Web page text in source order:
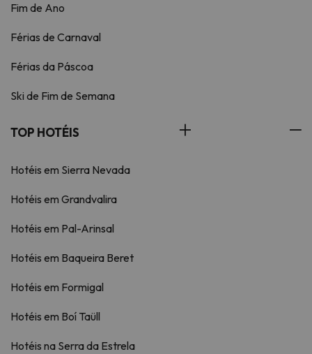
Fim de Ano
Férias de Carnaval
Férias da Páscoa
Ski de Fim de Semana
TOP HOTÉIS
Hotéis em Sierra Nevada
Hotéis em Grandvalira
Hotéis em Pal-Arinsal
Hotéis em Baqueira Beret
Hotéis em Formigal
Hotéis em Boí Taüll
Hotéis na Serra da Estrela